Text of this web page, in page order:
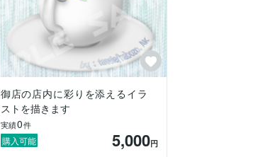
御店の店内に彩りを添えるイラ
ストを描きます
実績0件
購入可能 5,000円